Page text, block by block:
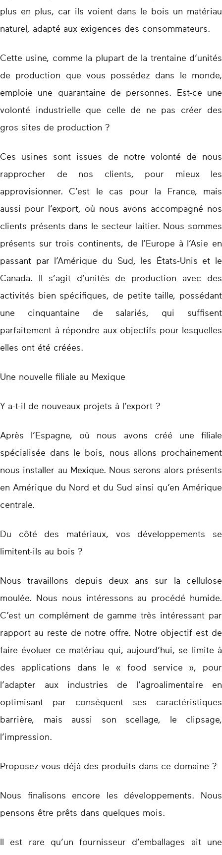
plus en plus, car ils voient dans le bois un matériau
naturel, adapté aux exigences des consommateurs.
Cette usine, comme la plupart de la trentaine d’unités
de production que vous possédez dans le monde,
emploie une quarantaine de personnes. Est-ce une
volonté industrielle que celle de ne pas créer des
gros sites de production ?
Ces usines sont issues de notre volonté de nous
rapprocher de nos clients, pour mieux les
approvisionner. C’est le cas pour la France, mais
aussi pour l’export, où nous avons accompagné nos
clients présents dans le secteur laitier. Nous sommes
présents sur trois continents, de l’Europe à l’Asie en
passant par l’Amérique du Sud, les États-Unis et le
Canada. Il s’agit d’unités de production avec des
activités bien spécifiques, de petite taille, possédant
une cinquantaine de salariés, qui suffisent
parfaitement à répondre aux objectifs pour lesquelles
elles ont été créées.
Une nouvelle filiale au Mexique
Y a-t-il de nouveaux projets à l’export ?
Après l’Espagne, où nous avons créé une filiale
spécialisée dans le bois, nous allons prochainement
nous installer au Mexique. Nous serons alors présents
en Amérique du Nord et du Sud ainsi qu’en Amérique
centrale.
Du côté des matériaux, vos développements se
limitent-ils au bois ?
Nous travaillons depuis deux ans sur la cellulose
moulée. Nous nous intéressons au procédé humide.
C’est un complément de gamme très intéressant par
rapport au reste de notre offre. Notre objectif est de
faire évoluer ce matériau qui, aujourd’hui, se limite à
des applications dans le « food service », pour
l’adapter aux industries de l’agroalimentaire en
optimisant par conséquent ses caractéristiques
barrière, mais aussi son scellage, le clipsage,
l’impression.
Proposez-vous déjà des produits dans ce domaine ?
Nous finalisons encore les développements. Nous
pensons être prêts dans quelques mois.
Il est rare qu’un fournisseur d’emballages ait une